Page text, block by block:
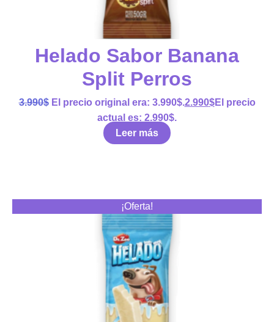
Helado Sabor Banana
Split Perros
3.990$ El precio original era: 3.990$.2.990$El precio
actual es: 2.990$.
Leer más
¡Oferta!